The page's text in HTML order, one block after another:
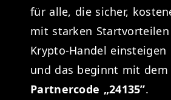
für alle, die sicher,
mit starken
Krypto-Handel einsteigen
und das beginnt mit dem
Partnercode „24135”.